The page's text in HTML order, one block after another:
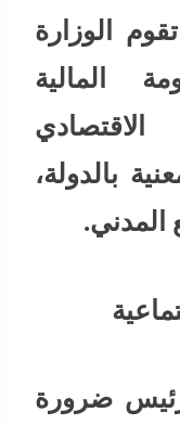
الوزارة
المالية
الاقتصادي
بالدولة،
المدني.
ضرورة